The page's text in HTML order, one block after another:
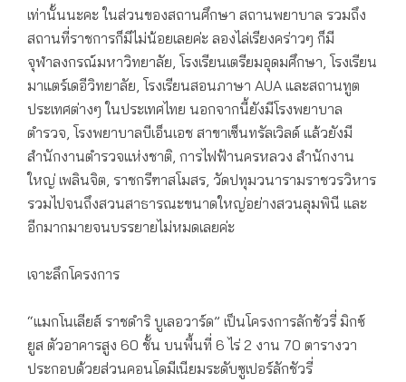
เท่านั้นนะคะ ในส่วนของสถานศึกษา สถานพยาบาล รวมถึง
สถานที่ราชการก็มีไม่น้อยเลยค่ะ ลองไล่เรียงคร่าวๆ ก็มี
จุฬาลงกรณ์มหาวิทยาลัย, โรงเรียนเตรียมอุดมศึกษา, โรงเรียน
มาแตร์เดอีวิทยาลัย, โรงเรียนสอนภาษา AUA และสถานทูต
ประเทศต่างๆ ในประเทศไทย นอกจากนี้ยังมีโรงพยาบาล
ตำรวจ, โรงพยาบาลบีเอ็นเอช สาขาเซ็นทรัลเวิลด์ แล้วยังมี
สำนักงานตำรวจแห่งชาติ, การไฟฟ้านครหลวง สำนักงาน
ใหญ่ เพลินจิต, ราชกรีฑาสโมสร, วัดปทุมวนารามราชวรวิหาร
รวมไปจนถึงสวนสาธารณะขนาดใหญ่อย่างสวนลุมพินี และ
อีกมากมายจนบรรยายไม่หมดเลยค่ะ
เจาะลึกโครงการ
“แมกโนเลียส์ ราชดำริ บูเลอวาร์ด” เป็นโครงการลักชัวรี่ มิกซ์
ยูส ตัวอาคารสูง 60 ชั้น บนพื้นที่ 6 ไร่ 2 งาน 70 ตารางวา
ประกอบด้วยส่วนคอนโดมีเนียมระดับซูเปอร์ลักชัวรี่